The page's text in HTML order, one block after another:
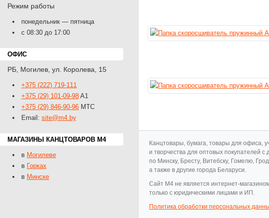
Режим работы
понедельник — пятница
с 08:30 до 17:00
ОФИС
РБ Могилев ул. Королева, 15
+375 (222) 719-111
+375 (29) 101-09-98 A1
+375 (29) 846-90-96 MTС
Email: site@m4.by
МАГАЗИНЫ КАНЦТОВАРОВ M4
в Могилеве
в Горках
в Минске
Канцтовары, бумага, товары для офиса,
и творчества для оптовых покупателей с
по Минску, Бресту, Витебску, Гомелю,
а также в другие города Беларуси.
Cайт M4 не является интернет-
только с юридическими лицами и ИП.
Политика обработки персональных